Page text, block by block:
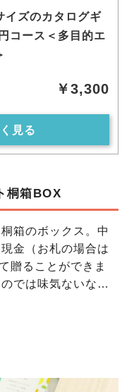
イズのカタログギ
コース＜多目的エ
￥3,300
見る
桐箱BOX
箱のボックス。中
金（お札の場合は
贈ることができま
では味気ないな…